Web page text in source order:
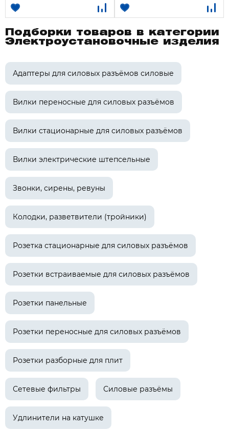
Подборки товаров в категории
Электроустановочные изделия
Адаптеры для силовых разъёмов силовые
Вилки переносные для силовых разъёмов
Вилки стационарные для силовых разъёмов
Вилки электрические штепсельные
Звонки, сирены, ревуны
Колодки, разветвители (тройники)
Розетка стационарные для силовых разъёмов
Розетки встраиваемые для силовых разъёмов
Розетки панельные
Розетки переносные для силовых разъёмов
Розетки разборные для плит
Сетевые фильтры Силовые разъёмы
Удлинители на катушке